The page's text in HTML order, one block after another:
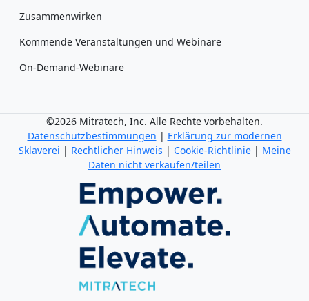
Zusammenwirken
Kommende Veranstaltungen und Webinare
On-Demand-Webinare
©2026 Mitratech, Inc. Alle Rechte vorbehalten.
Datenschutzbestimmungen | Erklärung zur modernen
Sklaverei | Rechtlicher Hinweis | Cookie-Richtlinie| Meine
Daten nicht verkaufen/teilen